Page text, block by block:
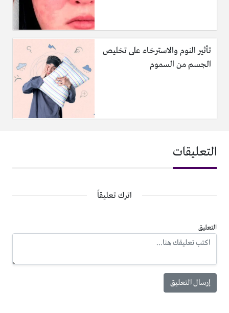
تأثير النوم والاسترخاء على تخليص
الجسم من السموم
التعليقات
اترك تعليقاً
التعليق